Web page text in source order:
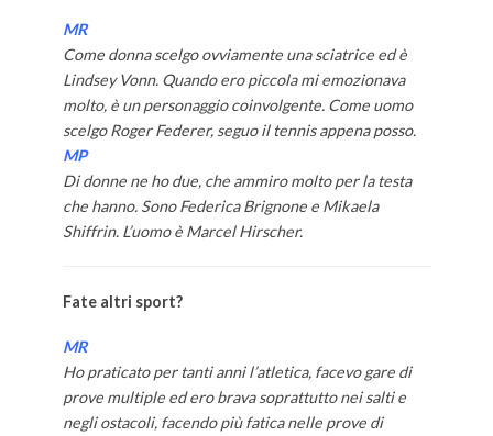
MR
Come donna scelgo ovviamente una sciatrice ed è
Lindsey Vonn. Quando ero piccola mi emozionava
molto, è un personaggio coinvolgente. Come uomo
scelgo Roger Federer, seguo il tennis appena posso.
MP
Di donne ne ho due, che ammiro molto per la testa
che hanno. Sono Federica Brignone e Mikaela
Shiffrin. L’uomo è Marcel Hirscher.
Fate altri sport?
MR
Ho praticato per tanti anni l’atletica, facevo gare di
prove multiple ed ero brava soprattutto nei salti e
negli ostacoli, facendo più fatica nelle prove di